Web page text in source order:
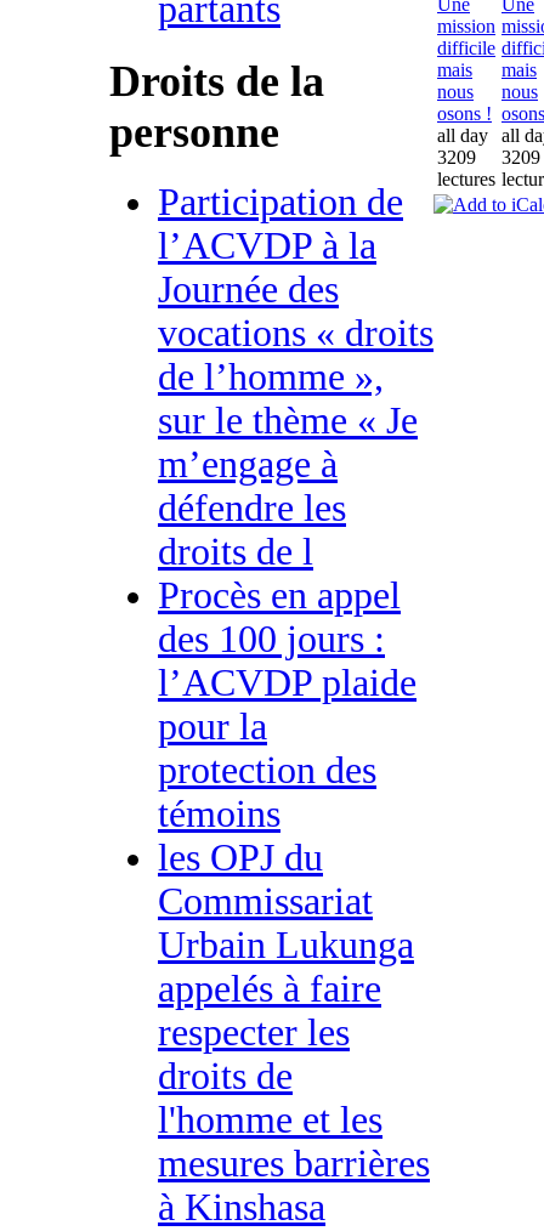
partants
Droits de la
personne
Participation de
l’ACVDP à la
Journée des
vocations « droits
de l’homme »,
sur le thème « Je
m’engage à
défendre les
droits de l
Procès en appel
des 100 jours :
l’ACVDP plaide
pour la
protection des
témoins
les OPJ du
Commissariat
Urbain Lukunga
appelés à faire
respecter les
droits de
l'homme et les
mesures barrières
à Kinshasa
mission
difficile
mais
nous
osons !
all day
3209
lectures
mais
nous
all
3209